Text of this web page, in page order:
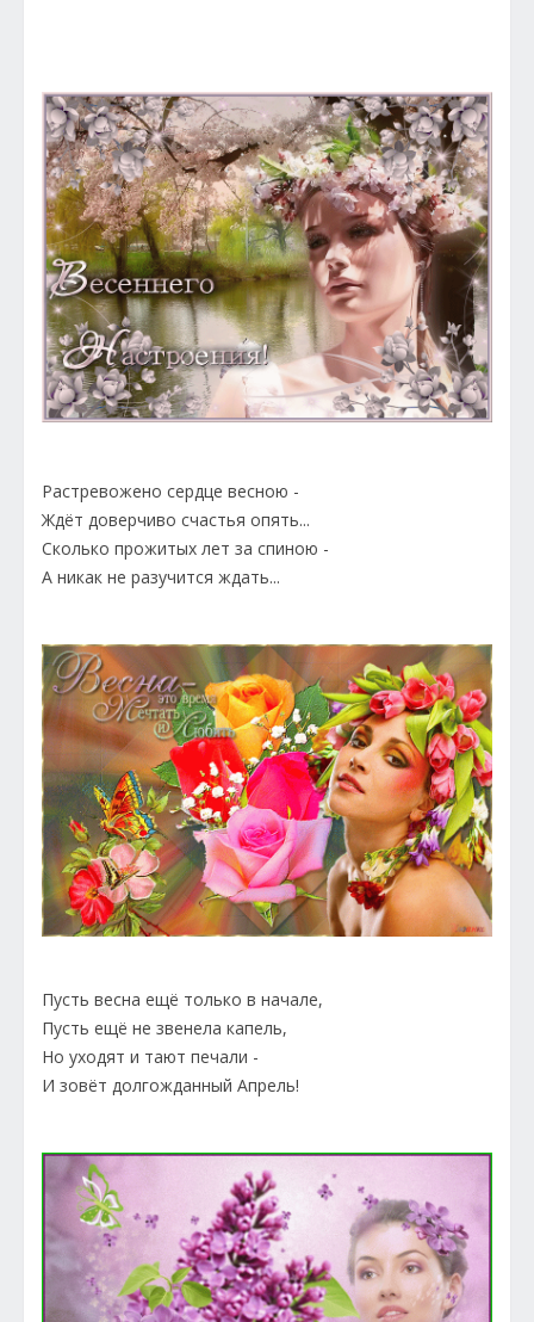
Растревожено сердце весною -
Ждёт доверчиво счастья опять...
Сколько прожитых лет за спиною -
А никак не разучится ждать...
Пусть весна ещё только в начале,
Пусть ещё не звенела капель,
Но уходят и тают печали -
И зовёт долгожданный Апрель!